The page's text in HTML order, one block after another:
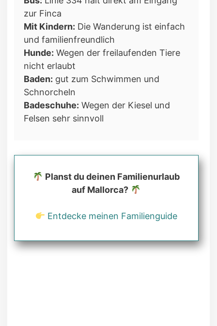
zur Finca
Mit Kindern: Die Wanderung ist einfach
und familienfreundlich
Hunde: Wegen der freilaufenden Tiere
nicht erlaubt
Baden: gut zum Schwimmen und
Schnorcheln
Badeschuhe: Wegen der Kiesel und
Felsen sehr sinnvoll
Planst du deinen Familienurlaub
auf Mallorca?
Entdecke meinen Familienguide